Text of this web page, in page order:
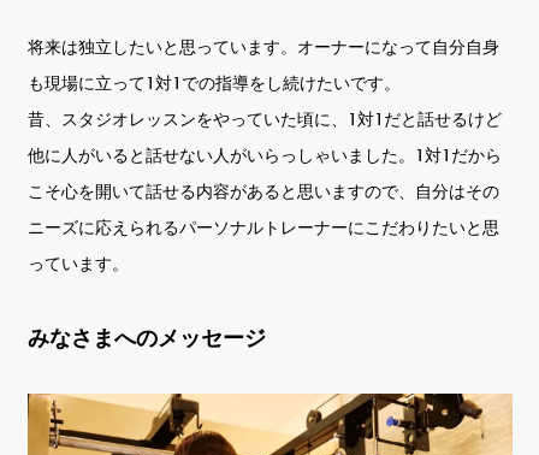
将来は独立したいと思っています。オーナーになって自分自身
も現場に立って1対1での指導をし続けたいです。
昔、スタジオレッスンをやっていた頃に、1対1だと話せるけど
他に人がいると話せない人がいらっしゃいました。1対1だから
こそ心を開いて話せる内容があると思いますので、自分はその
ニーズに応えられるパーソナルトレーナーにこだわりたいと思
っています。
みなさまへのメッセージ